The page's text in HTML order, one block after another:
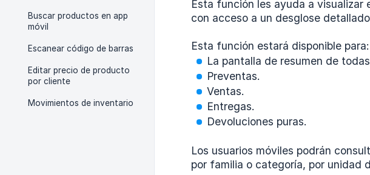
Buscar productos en app
móvil
Escanear código de barras
Editar precio de producto
por cliente
Movimientos de inventario
Esta función les ayuda a
con acceso a un desglose
Esta función estará disponible para:
La pantalla de resumen de
Preventas.
Ventas.
Entregas.
Devoluciones puras.
Los usuarios móviles podrán
por familia o categoría, por unidad